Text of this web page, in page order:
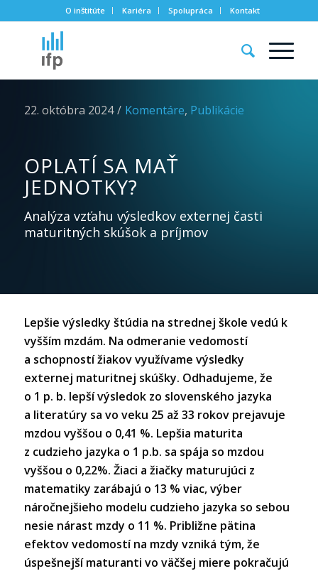
O inštitúte Kariéra Spolupráca Kontakt
22. októbra 2024 / Komentáre, Publikácie
OPLATÍ SA MAŤ
JEDNOTKY?
Analýza vzťahu výsledkov externej časti
maturitných skúšok a príjmov
Lepšie výsledky štúdia na strednej škole vedú k
vyšším mzdám. Na odmeranie vedomostí
a schopností žiakov využívame výsledky
externej maturitnej skúšky. Odhadujeme, že
o 1 p. b. lepší výsledok zo slovenského jazyka
a literatúry sa vo veku 25 až 33 rokov prejavuje
mzdou vyššou o 0,41 %. Lepšia maturita
z cudzieho jazyka o 1 p.b. sa spája so mzdou
vyššou o 0,22%. Žiaci a žiačky maturujúci z
matematiky zarábajú o 13 % viac, výber
náročnejšieho modelu cudzieho jazyka so sebou
nesie nárast mzdy o 11 %. Približne pätina
efektov vedomostí na mzdy vzniká tým, že
úspešnejší maturanti vo väčšej miere pokračujú